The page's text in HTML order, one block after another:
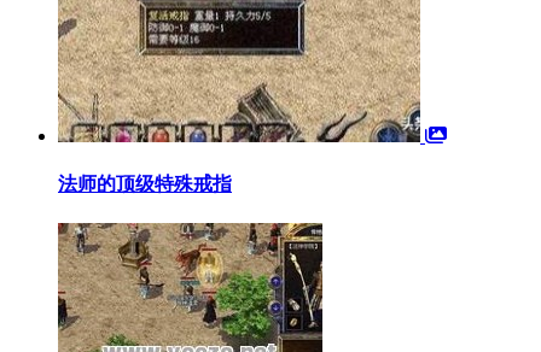
法师的顶级特殊戒指